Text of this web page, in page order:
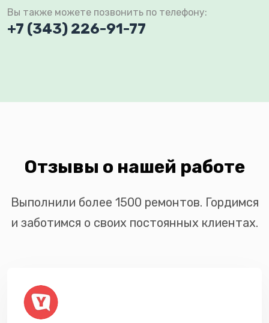
Вы также можете позвонить по телефону:
+7 (343) 226-91-77
Отзывы о нашей работе
Выполнили более 1500 ремонтов. Гордимся
и заботимся о своих постоянных клиентах.